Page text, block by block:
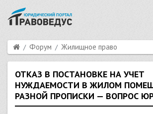
Форум Жилищное право
ОТКАЗ В ПОСТАНОВКЕ НА УЧЕТ
НУЖДАЕМОСТИ В ЖИЛОМ
РАЗНОЙ ПРОПИСКИ — ВОПРОС